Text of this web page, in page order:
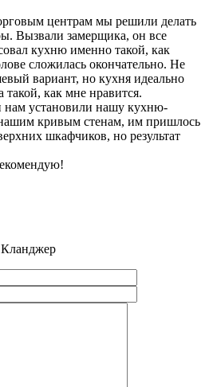
центрам мы решили делать
Вызвали замерщика, он все
кухню именно такой, как
сложилась окончательно. Не
вариант, но кухня идеально
такой, как мне нравится.
нам установили нашу кухню-
кривым стенам, им пришлось
шкафчиков, но результат
Кланджер